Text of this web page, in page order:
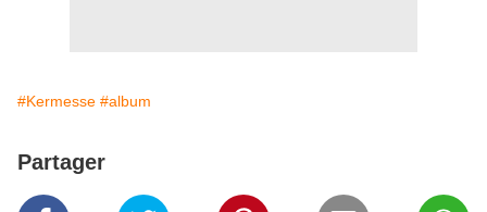
#Kermesse #album
Partager